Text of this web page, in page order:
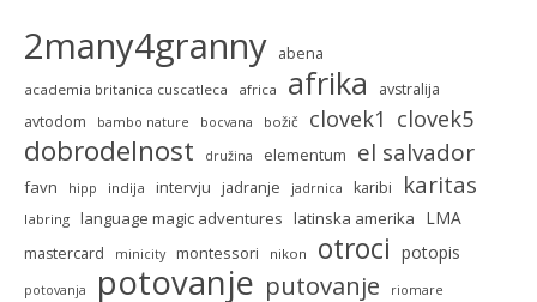
2many4granny abena
academia britanica cuscatleca africa afrika
avstralija
avtodom
bambo nature bocvana božič clovek1 clovek5
dobrodelnost družina elementum el salvador
favn hipp indija intervju jadranje jadrnica karibi karitas
labring language magic adventures latinska amerika LMA
mastercard minicity montessori nikon otroci potopis
potovanja potovanje putovanje riomare